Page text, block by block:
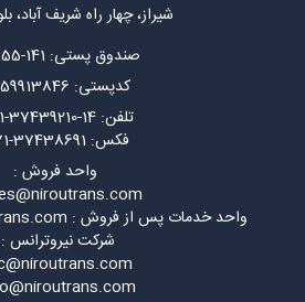
شیراز، چهار راه شریف آباد،
صندوق پستی: 141-71555
کدپستی: 7159913846
تلفن: 14-37439210-071
فکس: 37438691-071
واحد فروش :
واحد خدمات پس از فروش : Aftersales@niroutrans.com
شرکت نیروترانس :